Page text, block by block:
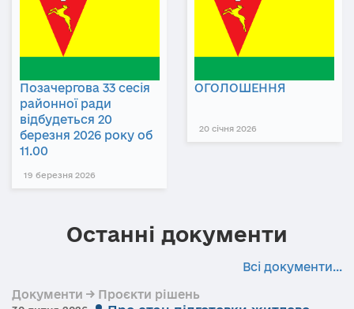
Позачергова 33 сесія
районної ради
відбудеться 20
березня 2026 року об
11.00
19 березня 2026
ОГОЛОШЕННЯ
20 січня 2026
Останні документи
Всі документи...
Документи → Проєкти рішень